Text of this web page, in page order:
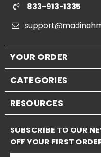
833-913-1335
YOUR ORDER
CATEGORIES
RESOURCES
SUBSCRIBE TO OUR
OFF YOUR FIRST